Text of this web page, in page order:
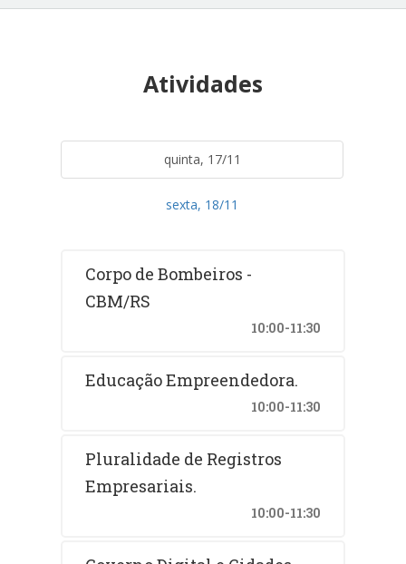
Atividades
quinta, 17/11
sexta, 18/11
Corpo de Bombeiros -
CBM/RS
10:00-11:30
Educação Empreendedora.
10:00-11:30
Pluralidade de Registros
Empresariais.
10:00-11:30